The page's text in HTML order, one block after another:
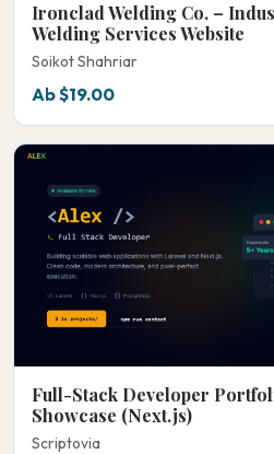
Ironclad Welding Co. –
Welding Services Website
Soikot Shahriar
Ab $19.00
Full-Stack Developer
Showcase (Next.js)
Scriptovia